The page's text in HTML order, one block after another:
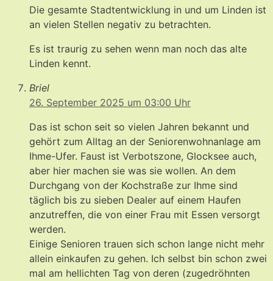
Die gesamte Stadtentwicklung in und um Linden ist
an vielen Stellen negativ zu betrachten.
Es ist traurig zu sehen wenn man noch das alte
Linden kennt.
Briel
26. September 2025 um 03:00 Uhr
Das ist schon seit so vielen Jahren bekannt und
gehört zum Alltag an der Seniorenwohnanlage am
Ihme-Ufer. Faust ist Verbotszone, Glocksee auch,
aber hier machen sie was sie wollen. An dem
Durchgang von der Kochstraße zur Ihme sind
täglich bis zu sieben Dealer auf einem Haufen
anzutreffen, die von einer Frau mit Essen versorgt
werden.
Einige Senioren trauen sich schon lange nicht mehr
allein einkaufen zu gehen. Ich selbst bin schon zwei
mal am hellichten Tag von deren (zugedröhnten